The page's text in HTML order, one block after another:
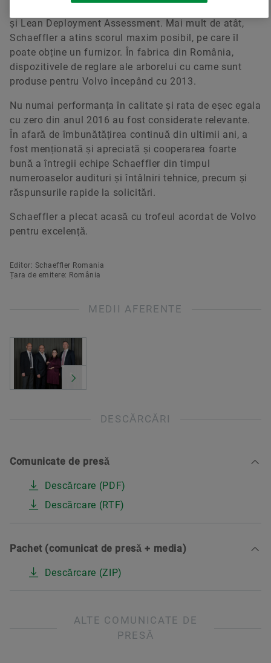
și Lean Deployment Assessment. Mai mult de atât,
Schaeffler a atins scorul maxim posibil, pe care îl
poate obține un furnizor. În fabrica din România,
dispozitivele de reglare ale arborelui cu came sunt
produse pentru Volvo începând cu 2013.
Nu numai performanța în calitate și rata de eșec egala
cu zero din anul 2016 au fost considerate relevante.
În afară de îmbunătățirea continuă din ultimii ani, a
fost menționată și apreciată și cooperarea foarte
bună a întregii echipe Schaeffler din timpul
numeroaselor audituri și întâlniri tehnice, precum și
răspunsurile rapide la solicitări.
Schaeffler a plecat acasă cu trofeul acordat de Volvo
pentru excelență.
Editor: Schaeffler Romania
Țara de emitere: România
MEDII AFERENTE
DESCĂRCĂRI
Comunicate de presă
Descărcare (PDF)
Descărcare (RTF)
Pachet (comunicat de presă + media)
Descărcare (ZIP)
ALTE COMUNICATE DE
PRESĂ